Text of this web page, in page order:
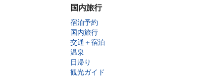
国内旅行
宿泊予約
国内旅行
交通＋宿泊
温泉
日帰り
観光ガイド